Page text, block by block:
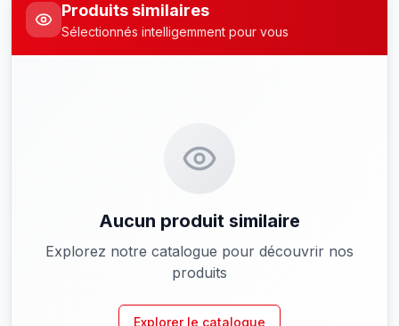
Produits similaires
Sélectionnés intelligemment pour vous
Aucun produit similaire
Explorez notre catalogue pour découvrir nos
produits
Explorer le catalogue